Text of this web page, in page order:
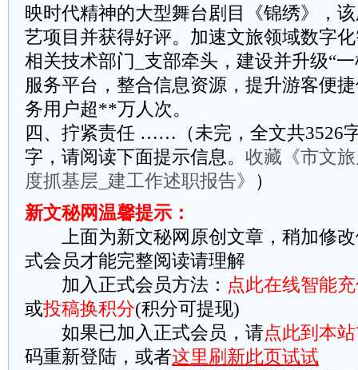
映时代精神的大型舞台剧目《锦绣》，
艺项目并获得好评。加速文旅领域数字
相关技术部门_支部牵头，建设并升级“
服务平台，整合信息资源，提升游客便
务用户超**万人次。
四、拧紧责任 ……（未完，全文共3526
字，请阅读下面提示信息。 收藏《市文
度抓基层_建工作述职报告》
）
新文秘网温馨提示：
上面为新文秘网原创文章，稍加修改
式会员才能完整阅读请理解
加入正式会员方法： 点此在线智能
或投稿换积分(积分可提现)
如果已加入正式会员，请点此到本
码重新登陆，或者这里刷新此页试试